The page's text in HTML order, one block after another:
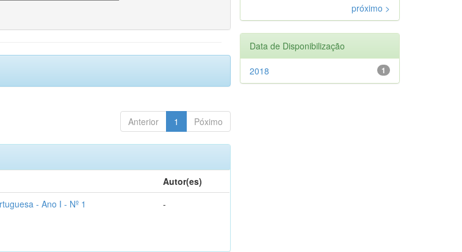
Anterior 1 Póximo
Autor(es)
- Ano I - Nº 1 -
próximo >
Data de Disponibilização
1
2018